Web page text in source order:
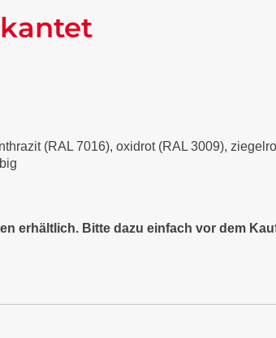
(RAL 7016), oxidrot (RAL 3009),
erhältlich. Bitte dazu einfach vor dem